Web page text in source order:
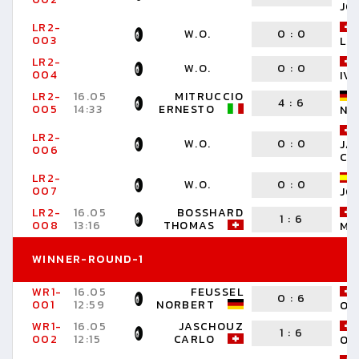
LR2-
003 W.O. 0 : 0
LR2-
004 W.O. 0 : 0
LR2-
005
16.05
14:33
MITRUCCIO
ERNESTO 4 : 6
LR2-
006 W.O. 0 : 0
LR2-
007 W.O. 0 : 0
LR2-
008
16.05
13:16
BOSSHARD
THOMAS 1 : 6
WINNER-ROUND-1
WR1-
001
16.05
12:59
FEUSSEL
NORBERT 0 : 6
WR1-
002
16.05
12:15
JASCHOUZ
CARLO 1 : 6